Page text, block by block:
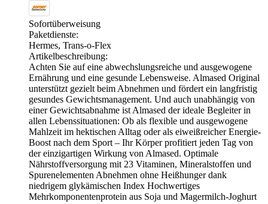
Sofortüberweisung
Paketdienste:
Hermes, Trans-o-Flex
Artikelbeschreibung:
Achten Sie auf eine abwechslungsreiche und ausgewogene
Ernährung und eine gesunde Lebensweise. Almased Original
unterstützt gezielt beim Abnehmen und fördert ein langfristig
gesundes Gewichtsmanagement. Und auch unabhängig von
einer Gewichtsabnahme ist Almased der ideale Begleiter in
allen Lebenssituationen: Ob als flexible und ausgewogene
Mahlzeit im hektischen Alltag oder als eiweißreicher Energie-
Boost nach dem Sport – Ihr Körper profitiert jeden Tag von
der einzigartigen Wirkung von Almased. Optimale
Nährstoffversorgung mit 23 Vitaminen, Mineralstoffen und
Spurenelementen Abnehmen ohne Heißhunger dank
niedrigem glykämischen Index Hochwertiges
Mehrkomponentenprotein aus Soja und Magermilch-Joghurt